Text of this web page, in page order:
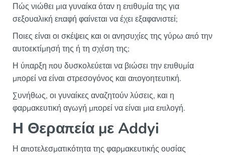
Πώς νιώθει μια γυναίκα όταν η επιθυμία της για
σεξουαλική επαφή φαίνεται να έχει εξαφανιστεί;
Ποιες είναι οι σκέψεις και οι ανησυχίες της γύρω από την
αυτοεκτίμησή της ή τη σχέση της;
Η ύπαρξη που δυσκολεύεται να βιώσει την επιθυμία
μπορεί να είναι στρεσογόνος και απογοητευτική.
Συνήθως, οι γυναίκες αναζητούν λύσεις, και η
φαρμακευτική αγωγή μπορεί να είναι μια επιλογή.
Η Θεραπεία με Addyi
Η αποτελεσματικότητα της φαρμακευτικής ουσίας